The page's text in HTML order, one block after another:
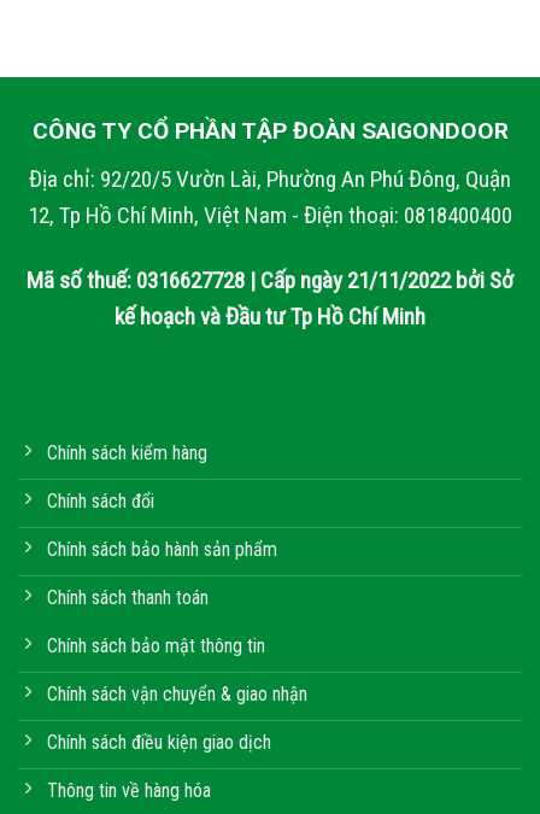
CÔNG TY CỔ PHẦN TẬP ĐOÀN SAIGONDOOR
Địa chỉ: 92/20/5 Vườn Lài, Phường An Phú Đông, Quận
12, Tp Hồ Chí Minh, Việt Nam - Điện thoại: 0818400400
Mã số thuế: 0316627728 | Cấp ngày 21/11/2022 bởi Sở
kế hoạch và Đầu tư Tp Hồ Chí Minh
Chính sách kiểm hàng
Chính sách đổi
Chính sách bảo hành sản phẩm
Chính sách thanh toán
Chính sách bảo mật thông tin
Chính sách vận chuyển & giao nhận
Chính sách điều kiện giao dịch
Thông tin về hàng hóa